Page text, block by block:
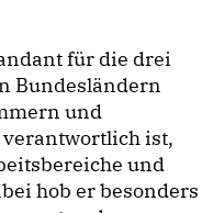
für die drei
Bundesländern
und
ist,
und
hob er besonders